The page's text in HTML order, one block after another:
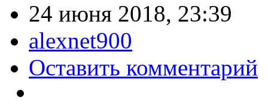
24 июня 2018, 23:39
alexnet900
Оставить комментарий